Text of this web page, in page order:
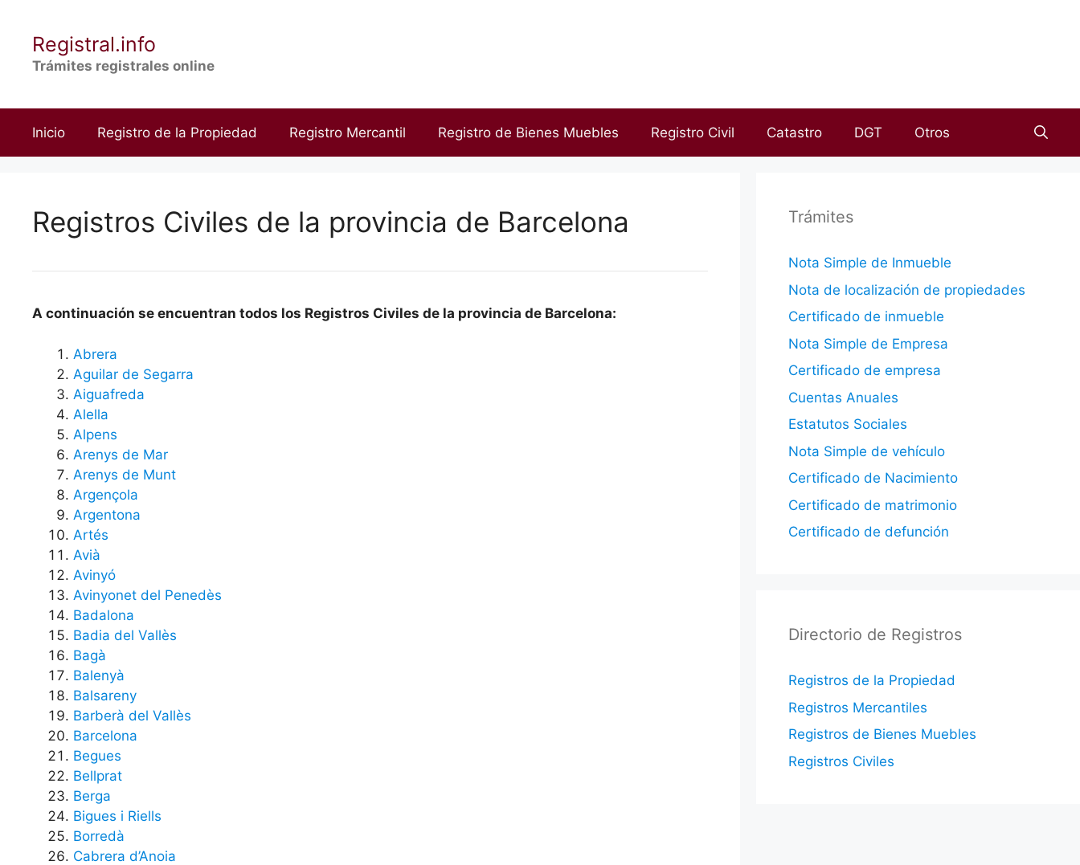
contenidoRegistral.info
Trámites registrales online
Inicio Registro de la Propiedad Registro Mercantil Registro de Bienes Muebles Registro Civil Catastro DGT Otros
Registros Civiles de la provincia de Barcelona
A continuación se encuentran todos los Registros Civiles de la provincia de Barcelona:
Abrera
Aguilar de Segarra
Aiguafreda
Alella
Alpens
Arenys de Mar
Arenys de Munt
Argençola
Argentona
Artés
Avià
Avinyó
Avinyonet del Penedès
Badalona
Badia del Vallès
Bagà
Balenyà
Balsareny
Barberà del Vallès
Barcelona
Begues
Bellprat
Berga
Bigues i Riells
Borredà
Cabrera d’Anoia
Trámites
Nota Simple de Inmueble
Nota de localización de propiedades
Certificado de inmueble
Nota Simple de Empresa
Certificado de empresa
Cuentas Anuales
Estatutos Sociales
Nota Simple de vehículo
Certificado de Nacimiento
Certificado de matrimonio
Certificado de defunción
Directorio de Registros
Registros de la Propiedad
Registros Mercantiles
Registros de Bienes Muebles
Registros Civiles